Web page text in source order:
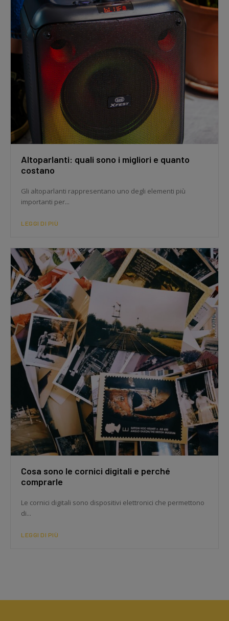
Altoparlanti: quali sono i migliori e quanto
costano
Gli altoparlanti rappresentano uno degli elementi più
importanti per...
LEGGI DI PIÙ
Cosa sono le cornici digitali e perché
comprarle
Le cornici digitali sono dispositivi elettronici che permettono
di...
LEGGI DI PIÙ